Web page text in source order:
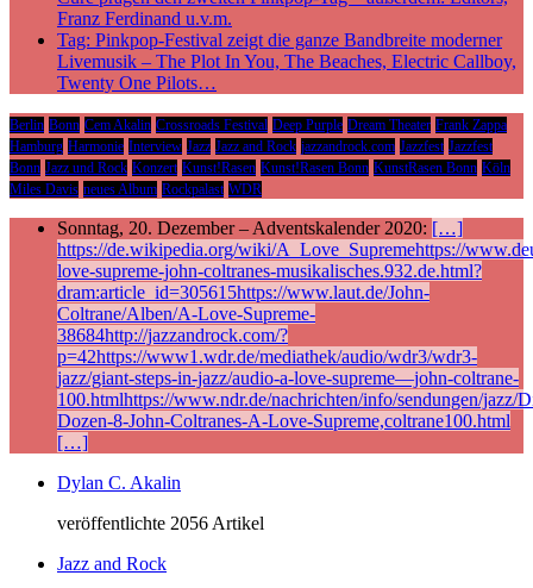
Franz Ferdinand u.v.m.
Tag: Pinkpop-Festival zeigt die ganze Bandbreite moderner
Livemusik – The Plot In You, The Beaches, Electric Callboy,
Twenty One Pilots…
Berlin Bonn Cem Akalin Crossroads Festival Deep Purple Dream Theater Frank Zappa
Hamburg Harmonie Interview Jazz Jazz and Rock jazzandrock.com Jazzfest Jazzfest
Bonn Jazz und Rock Konzert Kunst!Rasen Kunst!Rasen Bonn KunstRasen Bonn Köln
Miles Davis neues Album Rockpalast WDR
Sonntag, 20. Dezember – Adventskalender 2020: […]
https://de.wikipedia.org/wiki/A_Love_Supremehttps://
love-supreme-john-coltranes-musikalisches.932.de.html?
dram:article_id=305615https://www.laut.de/John-
Coltrane/Alben/A-Love-Supreme-
38684http://jazzandrock.com/?
p=42https://www1.wdr.de/mediathek/audio/wdr3/wdr3-
jazz/giant-steps-in-jazz/audio-a-love-supreme—john-coltrane-
100.htmlhttps://www.ndr.de/nachrichten/info/sendungen/jazz/
Dozen-8-John-Coltranes-A-Love-Supreme,coltrane100.html
[…]
Dylan C. Akalin
veröffentlichte 2056 Artikel
Jazz and Rock